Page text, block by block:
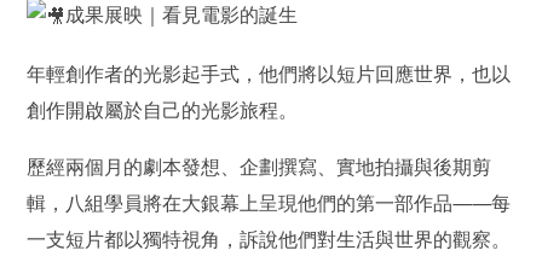
成果展映｜看見電影的誕生
年輕創作者的光影起手式，他們將以短片回應世界，也以
創作開啟屬於自己的光影旅程。
歷經兩個月的劇本發想、企劃撰寫、實地拍攝與後期剪
輯，八組學員將在大銀幕上呈現他們的第一部作品——每
一支短片都以獨特視角，訴說他們對生活與世界的觀察。